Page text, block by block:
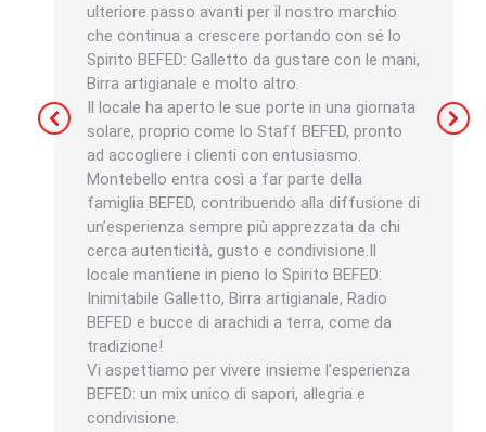
ulteriore passo avanti per il nostro marchio
che continua a crescere portando con sé lo
Spirito BEFED: Galletto da gustare con le mani,
Birra artigianale e molto altro.
Il locale ha aperto le sue porte in una giornata
solare, proprio come lo Staff BEFED, pronto
ad accogliere i clienti con entusiasmo.
Montebello entra così a far parte della
famiglia BEFED, contribuendo alla diffusione di
un’esperienza sempre più apprezzata da chi
cerca autenticità, gusto e condivisione.Il
locale mantiene in pieno lo Spirito BEFED:
Inimitabile Galletto, Birra artigianale, Radio
BEFED e bucce di arachidi a terra, come da
tradizione!
Vi aspettiamo per vivere insieme l’esperienza
BEFED: un mix unico di sapori, allegria e
condivisione.